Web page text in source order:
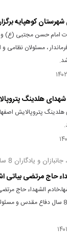
کوهپایه
امام حسن مجتبی (ع)
، مسئولان نظامی
هلدینگ
پتروپالایش
دفاع مقدس و مسئولان استان
حاج مرتضی بیاتی
الشهداء حاج
مردم،خانواده معظم شهداء رزمندگان و